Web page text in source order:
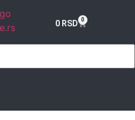
0 RSD 0